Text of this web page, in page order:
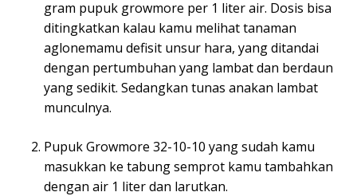
gram pupuk growmore per 1 liter air. Dosis bisa
ditingkatkan kalau kamu melihat tanaman
aglonemamu defisit unsur hara, yang ditandai
dengan pertumbuhan yang lambat dan berdaun
yang sedikit. Sedangkan tunas anakan lambat
munculnya.
Pupuk Growmore 32-10-10 yang sudah kamu
masukkan ke tabung semprot kamu tambahkan
dengan air 1 liter dan larutkan.